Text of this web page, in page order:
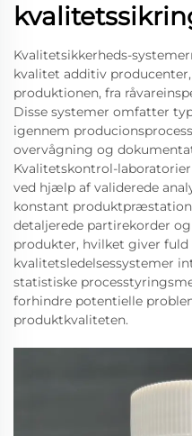
Kvalitetsikkerheds-
kvalitet additiv
produktionen, fra
Disse systemer omfatter
igennem
overvågning og
Kvalitetskontrol-
ved hjælp af validerede
konstant
detaljerede partirekorder
produkter, hvilket giver fuld
kvalitetsledelsessystemer
statistiske
forhindre potentielle
produktkvaliteten.